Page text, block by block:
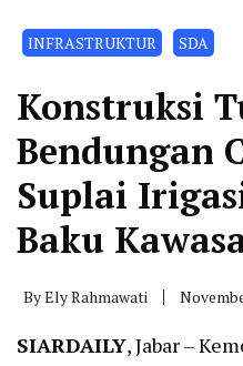
INFRASTRUKTUR SDA
Konstruksi
Bendungan
Suplai
Baku
ByEly Rahmawati
SIARDAILY, Jabar –